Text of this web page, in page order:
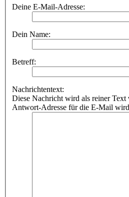
Deine E-Mail-Adresse:
Dein Name:
Betreff:
Nachrichtentext:
Diese Nachricht wird als reiner
Antwort-Adresse für die E-Mail